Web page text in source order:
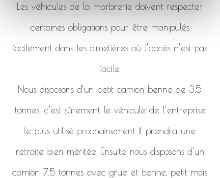
Les véhicules de la marbrerie doivent respecter
certaines obligations pour être manipulés
facilement dans les cimetières où l’accés n’est pas
facile.
Nous disposons d’un petit camion-benne de 3,5
tonnes, c’est sûrement le véhicule de l’entreprise
le plus utilisé prochainement il prendra une
retraite bien méritée. Ensuite nous disposons d’un
camion 7,5 tonnes avec grue et benne, petit mais